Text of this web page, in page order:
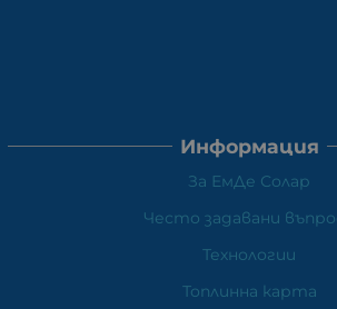
Информация
За ЕмДе Солар
Често задавани
Технологии
Топлинна карта